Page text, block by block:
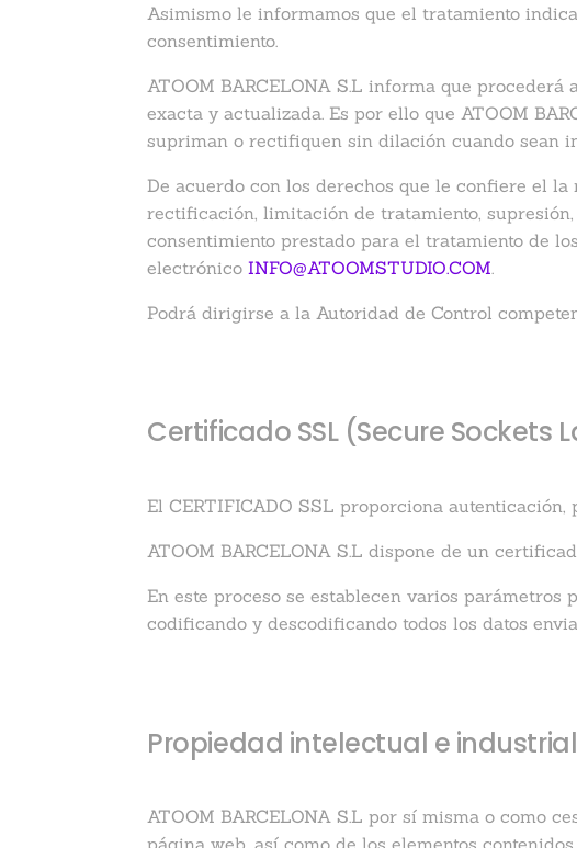
Asimismo le informamos que el tratamiento
consentimiento.
ATOOM BARCELONA S.L informa que
exacta y actualizada. Es por ello que ATOOM
supriman o rectifiquen sin dilación cuando sean
De acuerdo con los derechos que le confiere el
rectificación, limitación de tratamiento,
consentimiento prestado para el tratamiento de
electrónicoINFO@ATOOMSTUDIO.COM
Podrá dirigirse a la Autoridad de Control
Certificado SSL (Secure Sockets
El CERTIFICADO SSL proporciona
ATOOM BARCELONA S.L dispone de un
En este proceso se establecen varios
codificando y descodificando todos los datos
Propiedad intelectual e industrial
ATOOM BARCELONA S.L por sí misma o como